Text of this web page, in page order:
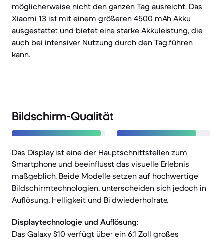
möglicherweise nicht den ganzen Tag ausreicht. Das
Xiaomi 13 ist mit einem größeren 4500 mAh Akku
ausgestattet und bietet eine starke Akkuleistung, die
auch bei intensiver Nutzung durch den Tag führen
kann.
Bildschirm-Qualität
Das Display ist eine der Hauptschnittstellen zum
Smartphone und beeinflusst das visuelle Erlebnis
maßgeblich. Beide Modelle setzen auf hochwertige
Bildschirmtechnologien, unterscheiden sich jedoch in
Auflösung, Helligkeit und Bildwiederholrate.
Displaytechnologie und Auflösung:
Das Galaxy S10 verfügt über ein 6,1 Zoll großes